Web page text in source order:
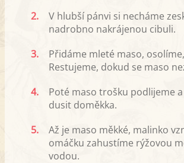
2.
V hlubší pánvi si necháme
nadrobno nakrájenou cibuli.
3.
Přidáme mleté maso,
Restujeme, dokud se maso
4.
Poté maso trošku podlijeme
dusit doměkka.
5.
Až je maso měkké, malinko
omáčku zahustíme rýžovou
vodou.